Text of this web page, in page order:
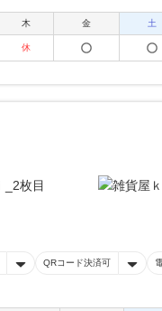
木 金 土
休
QRコード決済可